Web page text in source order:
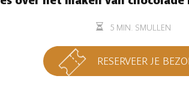
5 MIN. SMULLEN
RESERVEER JE